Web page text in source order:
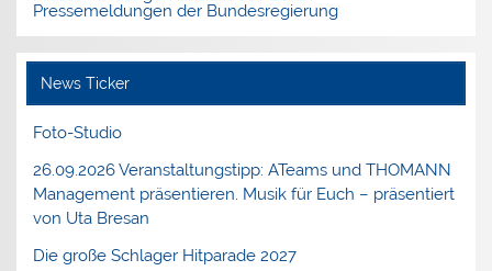
Pressemeldungen der Bundesregierung
News Ticker
Foto-Studio
26.09.2026 Veranstaltungstipp: ATeams und THOMANN
Management präsentieren. Musik für Euch – präsentiert
von Uta Bresan
Die große Schlager Hitparade 2027